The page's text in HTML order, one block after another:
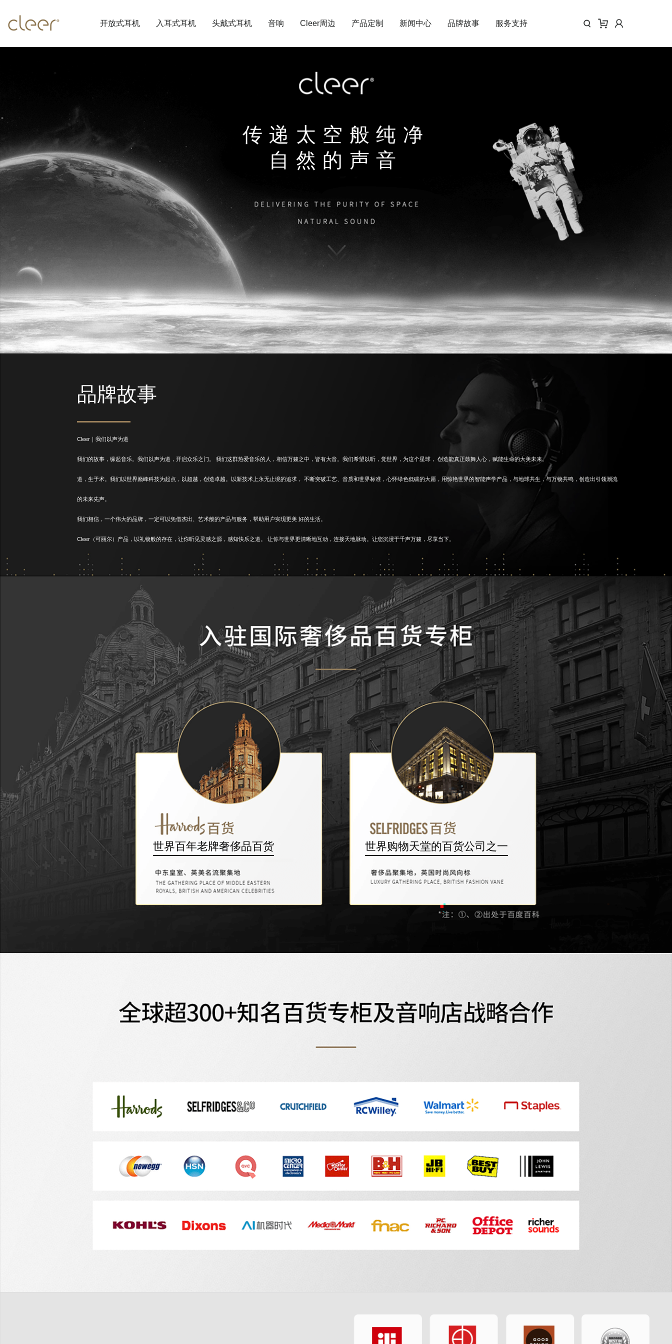
开放式耳机 入耳式耳机 头戴式耳机 音响 Cleer周边 产品定制 新闻中心 品牌故事 服务支持
传递太空般纯净
自然的声音
品牌故事
Cleer｜我们以声为道
我们的故事，缘起音乐。我们以声为道，开启众乐之门。 我们这群热爱音乐的人，相信万籁之中，皆有大音。我们希望以听，觉世界，为这个星球， 创造能真正鼓舞人心，赋能生命的大美未来。
道，生于术。我们以世界巅峰科技为起点，以超越，创造卓越。以新技术上永无止境的追求， 不断突破工艺、音质和世界标准，心怀绿色低碳的大愿，用惊艳世界的智能声学产品，与地球共生，与万物共鸣，创造出引领潮流
的未来先声。
我们相信，一个伟大的品牌，一定可以凭借杰出、艺术般的产品与服务，帮助用户实现更美 好的生活。
Cleer（可丽尔）产品，以礼物般的存在，让你听见灵感之源，感知快乐之道。 让你与世界更清晰地互动，连接天地脉动。让您沉浸于千声万籁，尽享当下。
世界百年老牌奢侈品百货 世界购物天堂的百货公司之一